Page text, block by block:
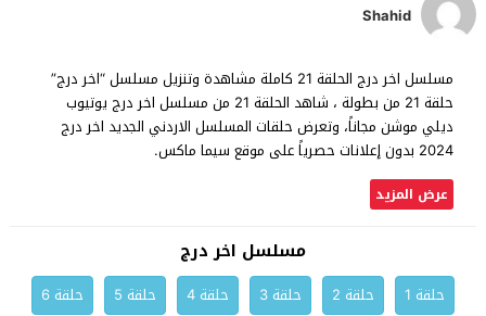
Shahid
مسلسل اخر درج الحلقة 21 كاملة مشاهدة وتنزيل مسلسل “اخر درج”
حلقة 21 من بطولة ، شاهد الحلقة 21 من مسلسل اخر درج يوتيوب
ديلي موشن مجاناً، وتعرض حلقات المسلسل الاردني الجديد اخر درج
2024 بدون إعلانات حصرياً على موقع سيما ماكس.
عرض المزيد
مسلسل اخر درج
حلقة 1 حلقة 2 حلقة 3 حلقة 4 حلقة 5
حلقة 6